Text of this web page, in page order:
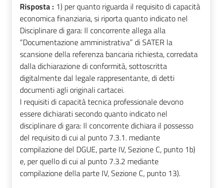
Risposta : 1) per quanto riguarda il requisito di capacità
economica finanziaria, si riporta quanto indicato nel
Disciplinare di gara: Il concorrente allega alla
“Documentazione amministrativa” di SATER la
scansione della referenza bancaria richiesta, corredata
dalla dichiarazione di conformità, sottoscritta
digitalmente dal legale rappresentante, di detti
documenti agli originali cartacei.
I requisiti di capacità tecnica professionale devono
essere dichiarati secondo quanto indicato nel
disciplinare di gara: Il concorrente dichiara il possesso
del requisito di cui al punto 7.3.1. mediante
compilazione del DGUE, parte IV, Sezione C, punto 1b)
e, per quello di cui al punto 7.3.2 mediante
compilazione della parte IV, Sezione C, punto 13).